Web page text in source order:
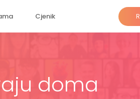
Cjenik
doma